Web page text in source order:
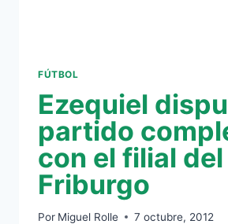
FÚTBOL
Ezequiel
partido
con el filial del
Friburgo
Por Miguel Rolle 7 octubre, 2012